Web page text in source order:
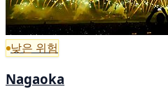
낮은 위험
Nagaoka